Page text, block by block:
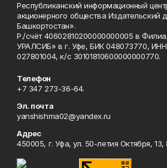
Республиканский информационный
акционерного общества Издательский
Башкортостан».
Р./счёт 40602810200000000005 в
УРАЛСИБ» в г. Уфе, БИК 048073770,
027801004, к/с 30101810600000000770.
Телефон
+7 347 273-36-64.
Эл. почта
yanshishma02@yandex.ru
Адрес
450005, г. Уфа, ул. 50-летия Октября,